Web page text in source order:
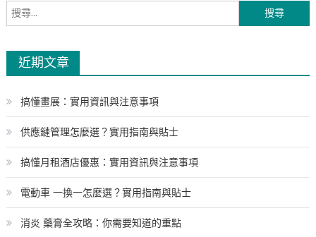
搜
尋
字:
近期文章
搞懂畫展：實用資訊與注意事項
供應鏈管理怎麼選？實用指南與貼士
搞懂月租酒店優惠：實用資訊與注意事項
電動車 一換一怎麼選？實用指南與貼士
消炎 藥膏全攻略：你需要知道的重點